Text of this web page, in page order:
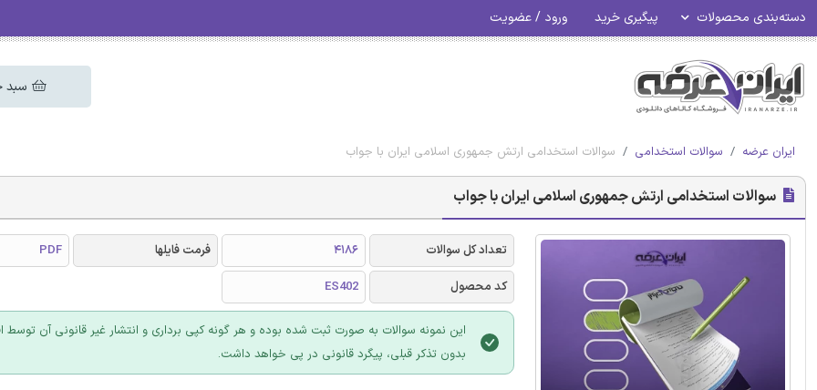
دسته‌بندی محصولات پیگیری خرید ورود / عضویت
سبد
ایران عرضه سوالات استخدامی سوالات استخدامی ارتش جمهوری اسلامی ایران با جواب
سوالات استخدامی ارتش جمهوری اسلامی ایران با جواب
تعداد کل سوالات 4186 فرمت فایلها
PDF
کد محصول
ES402
این نمونه سوالات به صورت ثبت شده بوده و هر گونه کپی برداری و انتشار غیر قانونی آن توسط
بدون تذکر قبلی، پیگرد قانونی در پی خواهد داشت.